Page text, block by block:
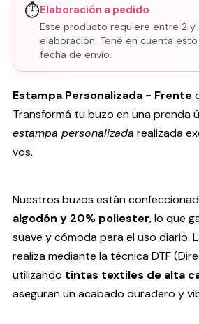
⏱️Elaboración a pedido
Este producto requiere entre 2 y
elaboración. Tené en cuenta
fecha de envío.
Estampa Personalizada - Frente
Transformá tu buzo en una prenda
estampa personalizada realizada
vos.
Nuestros buzos están
algodón y 20% poliester, lo que
suave y cómoda para el uso diario.
realiza mediante la técnica DTF
utilizando tintas textiles de alta
aseguran un acabado duradero y